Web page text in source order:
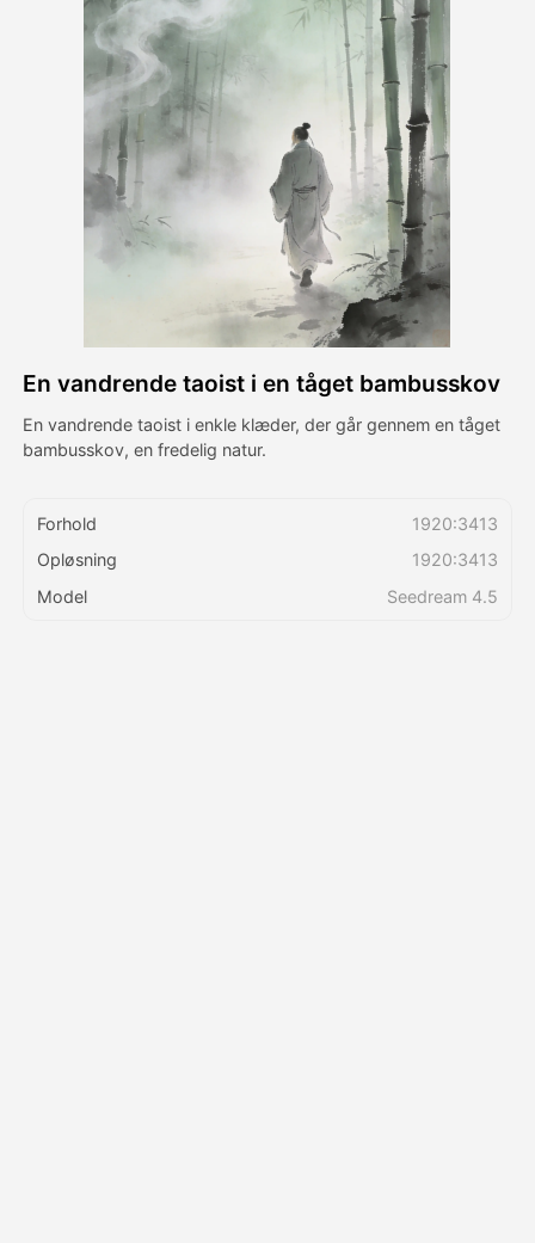
Avatar video
AI video
Foto:
Andre værktøjer
Se alle skabeloner
Galleri
Priser
En vandrende taoist i en tåget bambusskov
En vandrende taoist i enkle klæder, der går gennem en tåget
bambusskov, en fredelig natur.
Forhold
1920:3413
Opløsning
1920:3413
Model
Seedream 4.5